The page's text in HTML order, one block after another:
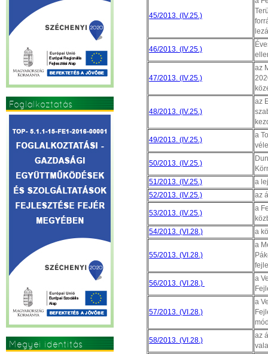
Foglalkoztatás
Megyei identitás
45/2013. (IV.25.)
46/2013. (IV.25.)
47/2013. (IV.25.)
az
48/2013. (IV.25.)
az
49/2013. (IV.25.)
a
50/2013. (IV.25.)
51/2013. (IV.25.)
a
52/2013. (IV.25.)
az
53/2013. (IV.25.)
a
54/2013. (VI.28.)
a
55/2013. (VI.28.)
a
56/2013. (VI.28.)
a
57/2013. (VI.28.)
a
58/2013. (VI.28.)
az